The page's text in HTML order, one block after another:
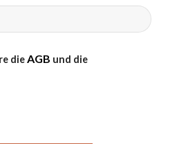
dieAGB und die